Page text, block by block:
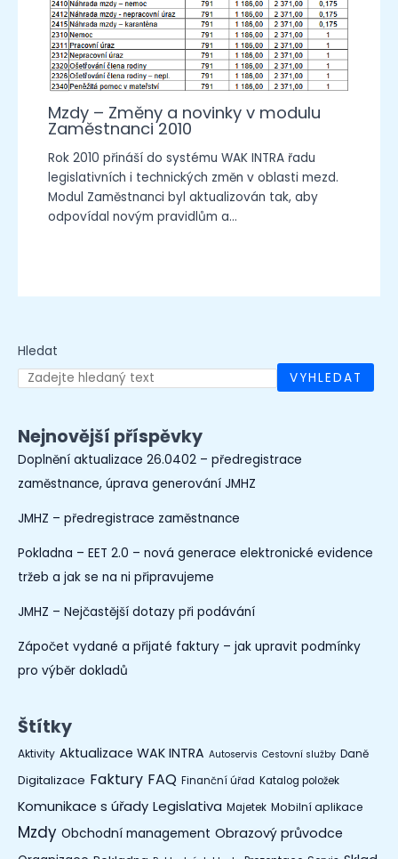
Mzdy – Změny a novinky v modulu
Zaměstnanci 2010
Rok 2010 přináší do systému WAK INTRA řadu
legislativních i technických změn v oblasti mezd.
Modul Zaměstnanci byl aktualizován tak, aby
odpovídal novým pravidlům a…
Hledat
VYHLEDAT
Nejnovější příspěvky
Doplnění aktualizace 26.0402 – předregistrace
zaměstnance, úprava generování JMHZ
JMHZ – předregistrace zaměstnance
Pokladna – EET 2.0 – nová generace elektronické evidence
tržeb a jak se na ni připravujeme
JMHZ – Nejčastější dotazy při podávání
Zápočet vydané a přijaté faktury – jak upravit podmínky
pro výběr dokladů
Štítky
Aktivity Aktualizace WAK INTRA Autoservis Cestovní služby Daně
Digitalizace Faktury FAQ Finanční úřad Katalog položek
Komunikace s úřady Legislativa Majetek Mobilní aplikace
Mzdy Obchodní management Obrazový průvodce